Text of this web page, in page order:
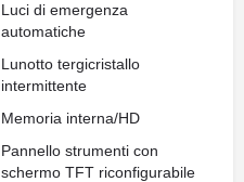
Luci di emergenza
automatiche
Lunotto tergicristallo
intermittente
Memoria interna/HD
Pannello strumenti con
schermo TFT riconfigurabile